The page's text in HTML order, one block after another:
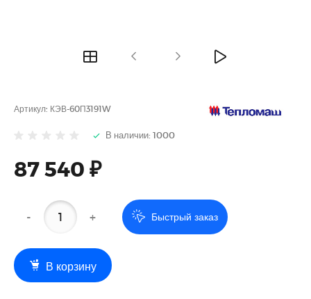
Артикул: КЭВ-60П3191W
В наличии: 1000
87 540 ₽
- + Быстрый заказ
В корзину